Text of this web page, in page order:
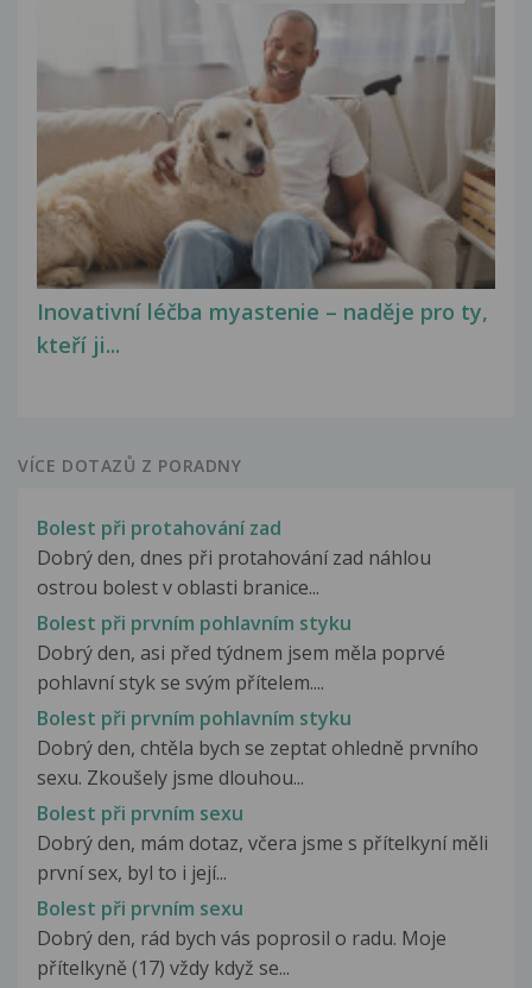
Inovativní léčba myastenie – naděje pro ty,
kteří ji...
VÍCE DOTAZŮ Z PORADNY
Bolest při protahování zad
Dobrý den, dnes při protahování zad náhlou
ostrou bolest v oblasti branice...
Bolest při prvním pohlavním styku
Dobrý den, asi před týdnem jsem měla poprvé
pohlavní styk se svým přítelem....
Bolest při prvním pohlavním styku
Dobrý den, chtěla bych se zeptat ohledně prvního
sexu. Zkoušely jsme dlouhou...
Bolest při prvním sexu
Dobrý den, mám dotaz, včera jsme s přítelkyní měli
první sex, byl to i její...
Bolest při prvním sexu
Dobrý den, rád bych vás poprosil o radu. Moje
přítelkyně (17) vždy když se...